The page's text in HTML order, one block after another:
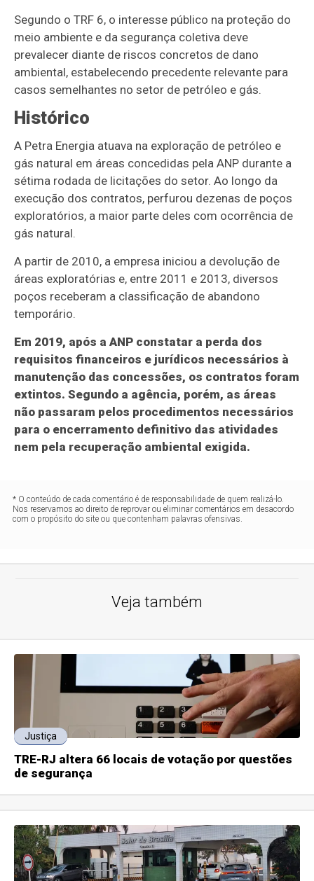
Segundo o TRF 6, o interesse público na proteção do
meio ambiente e da segurança coletiva deve
prevalecer diante de riscos concretos de dano
ambiental, estabelecendo precedente relevante para
casos semelhantes no setor de petróleo e gás.
Histórico
A Petra Energia atuava na exploração de petróleo e
gás natural em áreas concedidas pela ANP durante a
sétima rodada de licitações do setor. Ao longo da
execução dos contratos, perfurou dezenas de poços
exploratórios, a maior parte deles com ocorrência de
gás natural.
A partir de 2010, a empresa iniciou a devolução de
áreas exploratórias e, entre 2011 e 2013, diversos
poços receberam a classificação de abandono
temporário.
Em 2019, após a ANP constatar a perda dos
requisitos financeiros e jurídicos necessários à
manutenção das concessões, os contratos foram
extintos. Segundo a agência, porém, as áreas
não passaram pelos procedimentos necessários
para o encerramento definitivo das atividades
nem pela recuperação ambiental exigida.
* O conteúdo de cada comentário é de responsabilidade de quem realizá-lo.
Nos reservamos ao direito de reprovar ou eliminar comentários em desacordo
com o propósito do site ou que contenham palavras ofensivas.
Veja também
Justiça
TRE-RJ altera 66 locais de votação por questões
de segurança